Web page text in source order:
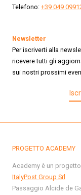
Telefono: +39 049
Newsletter
Per iscriverti alla
ricevere tutti gli
sui nostri prossimi
PROGETTO ACADEMY
Academy è un
ItalyPost Group Srl
Passaggio Alcide de